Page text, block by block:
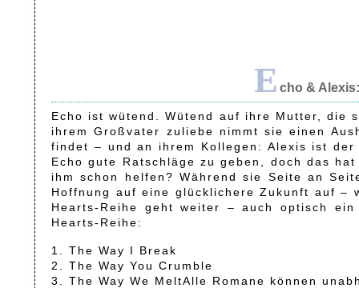
E cho &
Echo ist wütend. Wütend auf ihre Mutter, die
ihrem Großvater zuliebe nimmt sie einen
findet – und an ihrem Kollegen: Alexis ist
Echo gute Ratschläge zu geben, doch das
ihm schon helfen? Während sie Seite an
Hoffnung auf eine glücklichere Zukunft auf –
Hearts-Reihe geht weiter – auch optisch
Hearts-Reihe:
1. The Way I Break
2. The Way You Crumble
3. The Way We MeltAlle Romane können